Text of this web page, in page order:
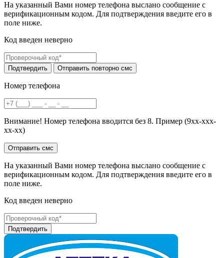
На указанный Вами номер телефона выслано сообщение с
верификационным кодом. Для подтверждения введите его в
поле ниже.
Код введен неверно
Номер телефона
Внимание! Номер телефона вводится без 8. Пример (9хх-ххх-
хх-хх)
На указанный Вами номер телефона выслано сообщение с
верификационным кодом. Для подтверждения введите его в
поле ниже.
Код введен неверно